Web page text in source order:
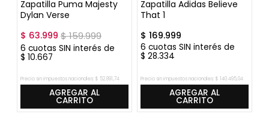
42 43
Zapatilla Puma Majesty
Dylan Verse
$ 63.999 $159.999
6 cuotas SIN interés de
$ 10.667
Precio sin impuestos nacionales: $ 52.891,74
AGREGAR AL
CARRITO
Zapatilla Adidas Believe
That 1
$ 169.999
6 cuotas SIN interés de
$ 28.334
Precio sin impuestos nacionales: $ 140.495,04
AGREGAR AL
CARRITO